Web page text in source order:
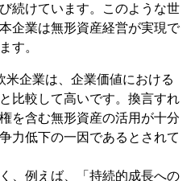
続けています。このような世
企業は無形資産経営が実現で
す。
企業は、企業価値における
比較して高いです。換言すれ
を含む無形資産の活用が十分
力低下の一因であるとされて
、例えば、「持続的成長への